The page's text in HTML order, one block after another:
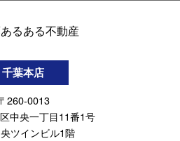
千葉本店
260-0013
中央一丁目11番1号
ツインビル1階